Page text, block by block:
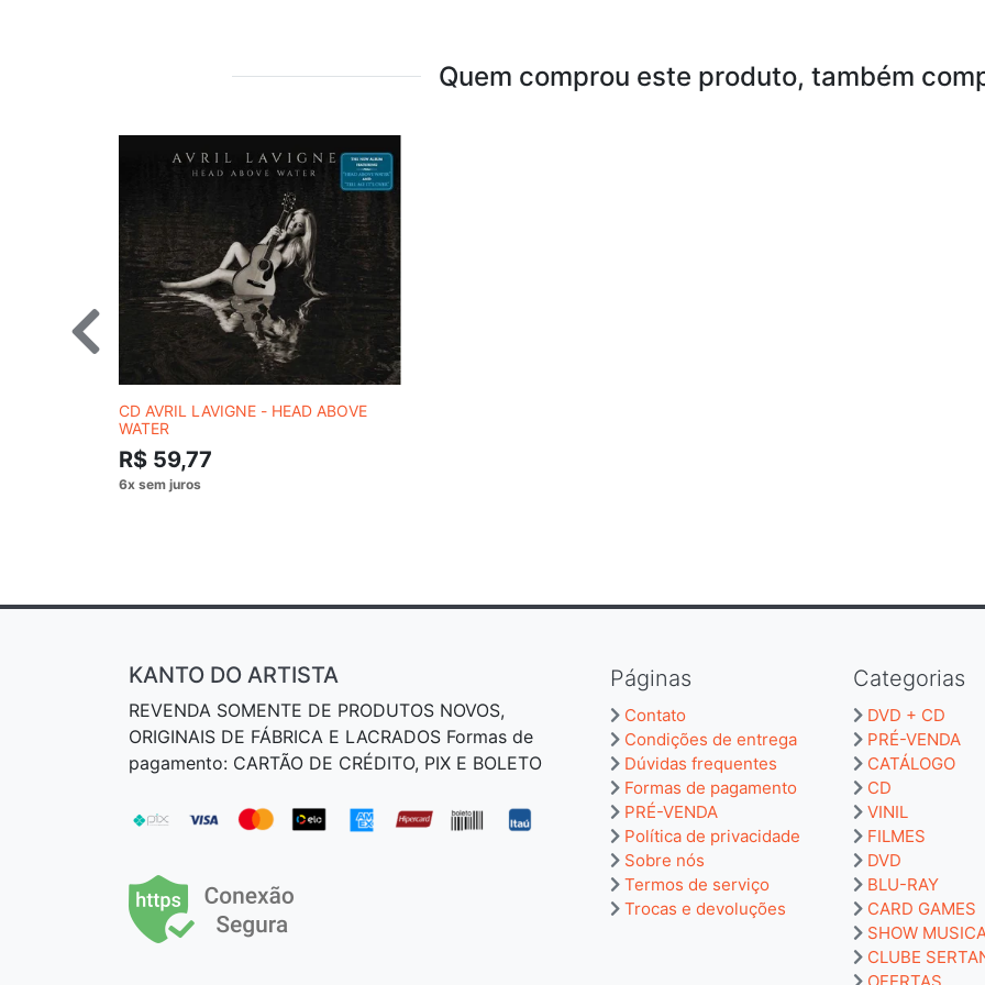
Quem comprou este produto, também
CD AVRIL LAVIGNE - HEAD ABOVE
WATER
R$ 59,77
Páginas
Contato
Condições de entrega
Dúvidas frequentes
Formas de pagamento
PRÉ-VENDA
Política de privacidade
Sobre nós
Termos de serviço
Trocas e devoluções
Categorias
DVD + CD
PRÉ-VENDA
CATÁLOGO
CD
VINIL
FILMES
DVD
BLU-RAY
CARD GAMES
SHOW
CLUBE
OFERTAS
KANTO DO ARTISTA
REVENDA SOMENTE DE PRODUTOS NOVOS,
ORIGINAIS DE FÁBRICA E LACRADOS Formas de
pagamento: CARTÃO DE CRÉDITO, PIX E BOLETO